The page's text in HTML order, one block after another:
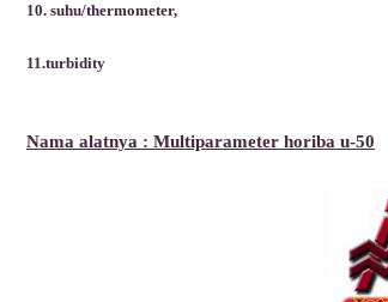
10. suhu/thermometer,
11.turbidity
Nama alatnya : Multiparameter horiba u-50